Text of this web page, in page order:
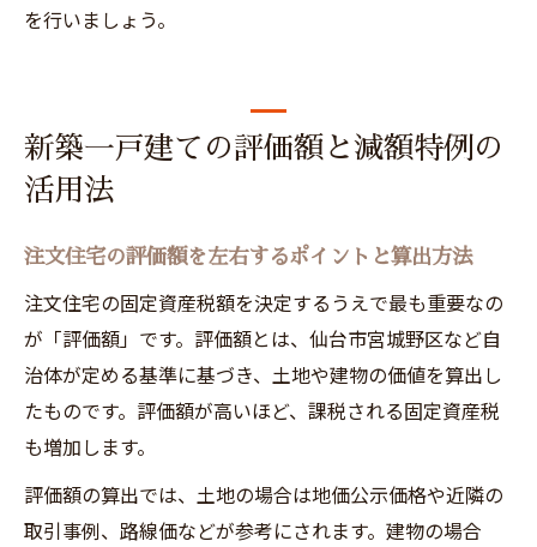
を行いましょう。
新築一戸建ての評価額と減額特例の
活用法
注文住宅の評価額を左右するポイントと算出方法
注文住宅の固定資産税額を決定するうえで最も重要なの
が「評価額」です。評価額とは、仙台市宮城野区など自
治体が定める基準に基づき、土地や建物の価値を算出し
たものです。評価額が高いほど、課税される固定資産税
も増加します。
評価額の算出では、土地の場合は地価公示価格や近隣の
取引事例、路線価などが参考にされます。建物の場合